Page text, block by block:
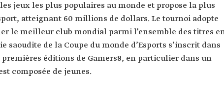
jeux les plus populaires au monde et propose la plus
atteignant 60 millions de dollars. Le tournoi adopte
le meilleur club mondial parmi l’ensemble des titres
saoudite de la Coupe du monde d’Esports s’inscrit dans
éditions de Gamers8, en particulier dans un
composée de jeunes.